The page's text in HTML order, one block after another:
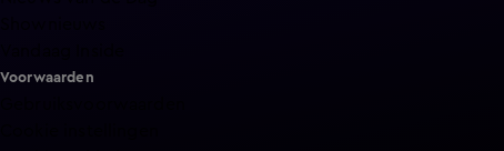
Voorwaarden